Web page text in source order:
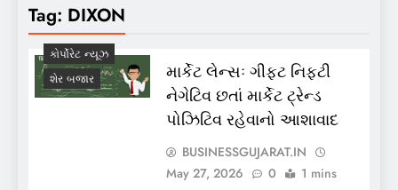
Tag: DIXON
કોર્પોરેટ ન્યૂઝ
શેર બજાર
માર્કેટ લેન્સઃ ગીફ્ટ નિફ્ટી
નેગેટિવ છતાં માર્કેટ ટ્રેન્ડ
પોઝિટિવ રહેવાનો આશાવાદ
BUSINESSGUJARAT.IN
May 27, 2026
0 1 mins